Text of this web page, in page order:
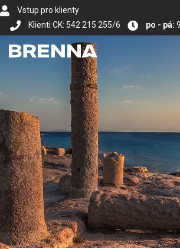
Vstup pro klienty
Klienti CK: 542 215 255/6
po - pá: